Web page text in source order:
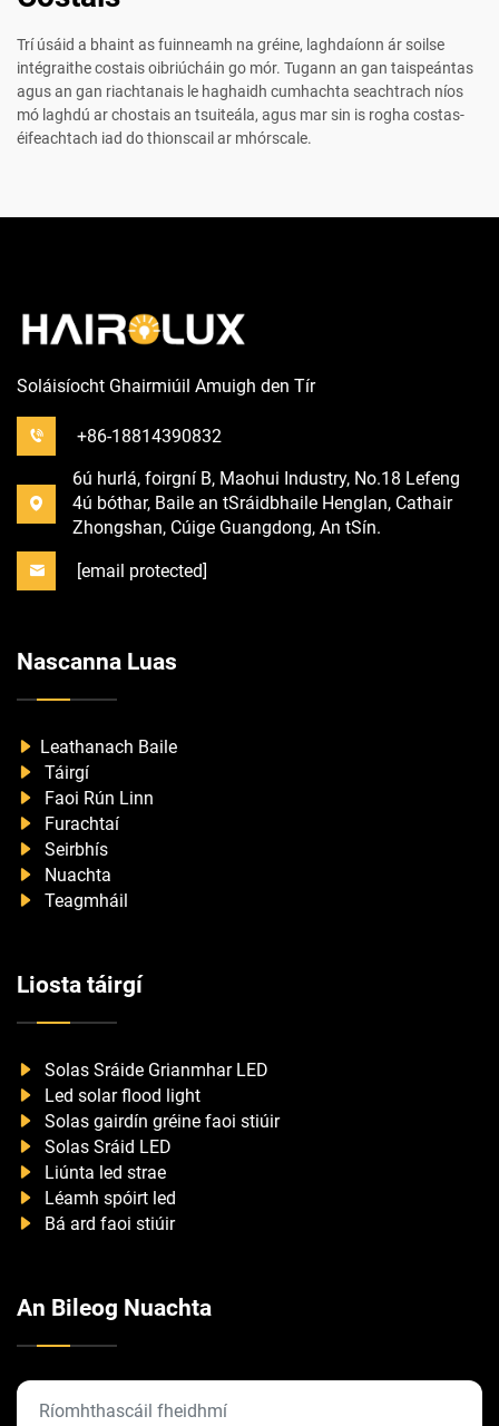
Trí úsáid a bhaint as fuinneamh na gréine, laghdaíonn ár soilse
intégraithe costais oibriúcháin go mór. Tugann an gan taispeántas
agus an gan riachtanais le haghaidh cumhachta seachtrach níos
mó laghdú ar chostais an tsuiteála, agus mar sin is rogha costas-
éifeachtach iad do thionscail ar mhórscale.
Soláisíocht Ghairmiúil Amuigh den Tír
+86-18814390832
6ú hurlá, foirgní B, Maohui Industry, No.18 Lefeng
4ú bóthar, Baile an tSráidbhaile Henglan, Cathair
Zhongshan, Cúige Guangdong, An tSín.
[email protected]
Nascanna Luas
Leathanach Baile
Táirgí
Faoi Rún Linn
Furachtaí
Seirbhís
Nuachta
Teagmháil
Liosta táirgí
Solas Sráide Grianmhar LED
Led solar flood light
Solas gairdín gréine faoi stiúir
Solas Sráid LED
Liúnta led strae
Léamh spóirt led
Bá ard faoi stiúir
An Bileog Nuachta